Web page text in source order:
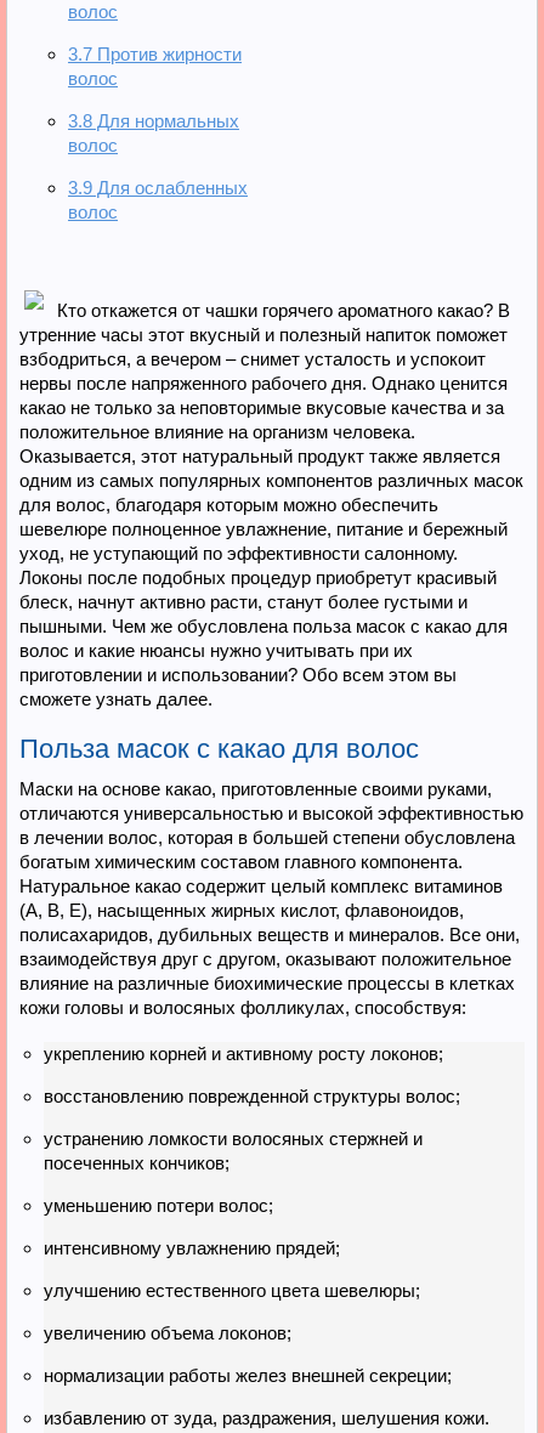
волос
3.7 Против жирности
волос
3.8 Для нормальных
волос
3.9 Для ослабленных
волос
Кто откажется от чашки горячего ароматного какао? В
утренние часы этот вкусный и полезный напиток поможет
взбодриться, а вечером – снимет усталость и успокоит
нервы после напряженного рабочего дня. Однако ценится
какао не только за неповторимые вкусовые качества и за
положительное влияние на организм человека.
Оказывается, этот натуральный продукт также является
одним из самых популярных компонентов различных масок
для волос, благодаря которым можно обеспечить
шевелюре полноценное увлажнение, питание и бережный
уход, не уступающий по эффективности салонному.
Локоны после подобных процедур приобретут красивый
блеск, начнут активно расти, станут более густыми и
пышными. Чем же обусловлена польза масок с какао для
волос и какие нюансы нужно учитывать при их
приготовлении и использовании? Обо всем этом вы
сможете узнать далее.
Польза масок с какао для волос
Маски на основе какао, приготовленные своими руками,
отличаются универсальностью и высокой эффективностью
в лечении волос, которая в большей степени обусловлена
богатым химическим составом главного компонента.
Натуральное какао содержит целый комплекс витаминов
(A, B, E), насыщенных жирных кислот, флавоноидов,
полисахаридов, дубильных веществ и минералов. Все они,
взаимодействуя друг с другом, оказывают положительное
влияние на различные биохимические процессы в клетках
кожи головы и волосяных фолликулах, способствуя:
укреплению корней и активному росту локонов;
восстановлению поврежденной структуры волос;
устранению ломкости волосяных стержней и
посеченных кончиков;
уменьшению потери волос;
интенсивному увлажнению прядей;
улучшению естественного цвета шевелюры;
увеличению объема локонов;
нормализации работы желез внешней секреции;
избавлению от зуда, раздражения, шелушения кожи.